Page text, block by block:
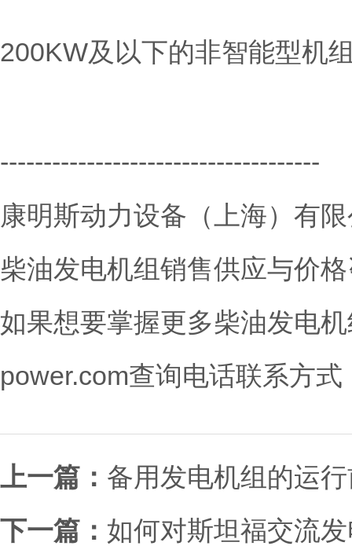
200KW及以下的非智能型机
-------------------------------------
康明斯动力设备（上海）有
柴油发电机组销售供应与价
如果想要掌握更多柴油发电
power.com查询电话联系方式
上一篇： 备用发电机组的运
下一篇： 如何对斯坦福交流